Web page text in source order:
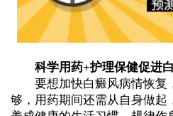
科学用药+护理保健促进
要想加快白癜风病情恢复
够，用药期间还需从自身做起